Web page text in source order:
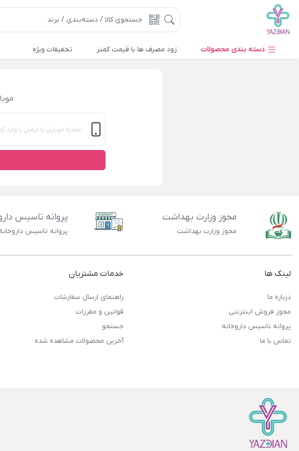
دسته بندی محصولات زود مصرف ها با قیمت کمتر تخفیفات ویژه
مجوز وزارت بهداشت
مجوز وزارت بهداشت
پروانه تاسیس
پروانه تاسیس
لینک ها
درباره ما
مجوز فروش اینترنتی
پروانه تاسیس داروخانه
تماس با ما
خدمات مشتریان
راهنمای ارسال سفارشات
قوانین و مقررات
جستجو
آخرین محصولات مشاهده شده